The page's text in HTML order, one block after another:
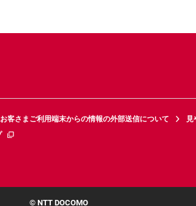
お客さまご利用端末からの情報の外部送信について
見
© NTT DOCOMO